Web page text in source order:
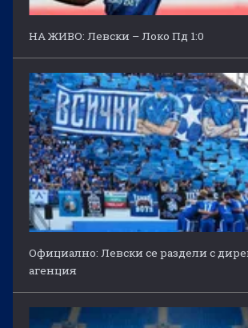
НА ЖИВО: Левски – Локо Пд 1:0
Официално: Левски се раздели с
агенция